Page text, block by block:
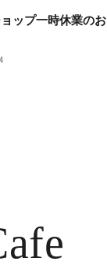
ップ一時休業のお